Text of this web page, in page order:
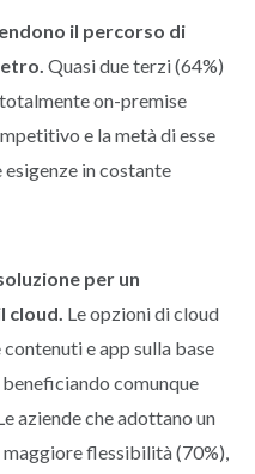
il percorso di
Quasi due terzi (64%)
on-premise
e la metà di esse
in costante
per un
cloud. Le opzioni di cloud
e app sulla base
comunque
aziende che adottano un
flessibilità (70%),